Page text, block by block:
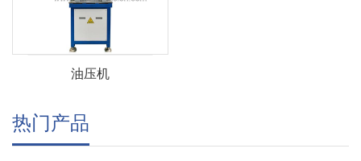
油压机
热门产品